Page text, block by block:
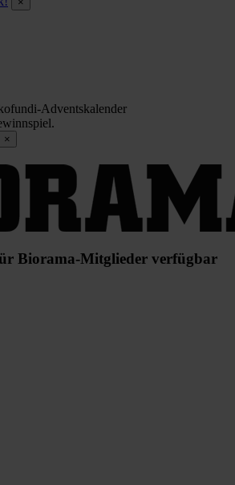
Adventskalender
×
Biorama-Mitglieder verfügbar